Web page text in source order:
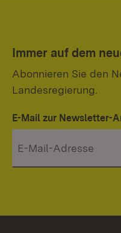
Immer auf dem
Abonnieren Sie den
Landesregierung.
E-Mail zur Newsletter-